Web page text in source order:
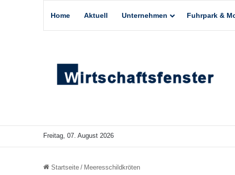
Home Aktuell Unternehmen Fuhrpark &
Freitag, 07. August 2026
Startseite / Meeresschildkröten